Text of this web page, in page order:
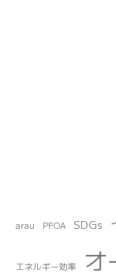
arau PFOA SDGs
エネルギー効率 オ